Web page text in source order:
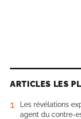
ARTICLES LES
1
Les révélations
agent du contre-